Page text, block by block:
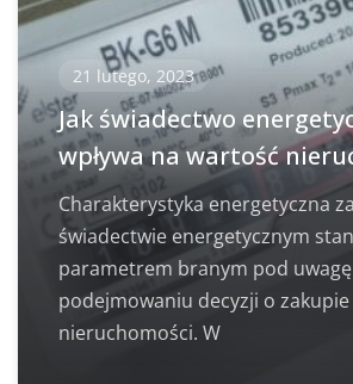
21 lutego, 2023
Jak świadectwo
wpływa na wartość
Charakterystyka energetyczna
świadectwie energetycznym
parametrem branym pod
podejmowaniu decyzji o zakupie
nieruchomości. W